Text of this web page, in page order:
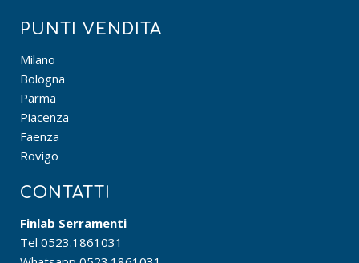
PUNTI VENDITA
Milano
Bologna
Parma
Piacenza
Faenza
Rovigo
CONTATTI
Finlab Serramenti
Tel 0523.1861031